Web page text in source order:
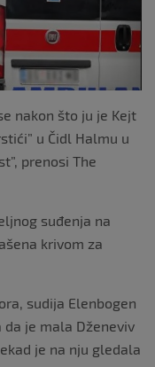
k
nakon što ju je Kejt
u Čidl Halmu u
prenosi The
suđenja na
krivom za
sudija Elenbogen
da je mala Dženeviv
je na nju gledala